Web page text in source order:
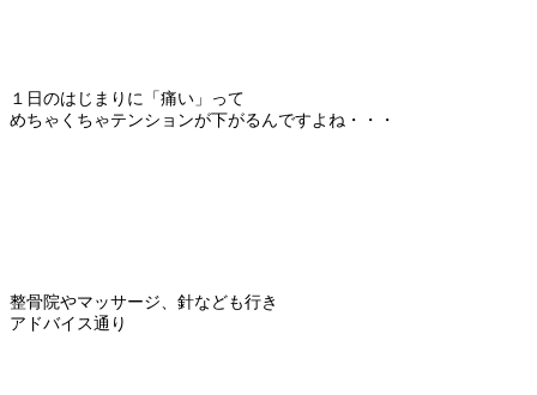
１日のはじまりに「痛い」って
めちゃくちゃテンションが下がるんですよね・・・
整骨院やマッサージ、針なども行き
アドバイス通り